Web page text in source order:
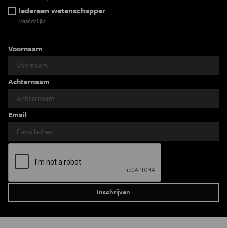
Iedereen wetenschapper
Maandelijks
Voornaam
Achternaam
Email